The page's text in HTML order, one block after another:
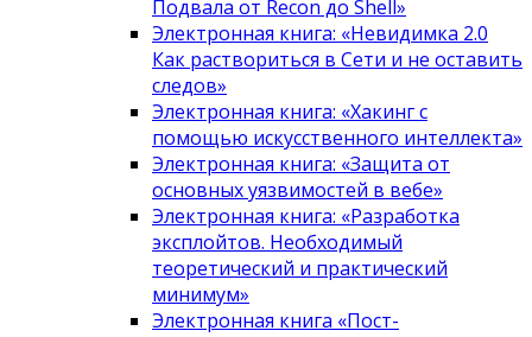
Подвала от Recon до Shell»
Электронная книга: «Невидимка 2.0
Как раствориться в Сети и не оставить
следов»
Электронная книга: «Хакинг с
помощью искусственного интеллекта»
Электронная книга: «Защита от
основных уязвимостей в вебе»
Электронная книга: «Разработка
эксплойтов. Необходимый
теоретический и практический
минимум»
Электронная книга «Пост-